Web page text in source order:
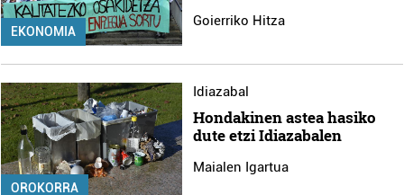
EKONOMIA
Goierriko Hitza
OROKORRA
Idiazabal
Hondakinen astea hasiko
dute etzi Idiazabalen
Maialen Igartua